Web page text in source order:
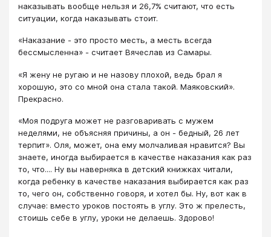
наказывать вообще нельзя и 26,7% считают, что есть
ситуации, когда наказывать стоит.
«Наказание - это просто месть, а месть всегда
бессмысленна» - считает Вячеслав из Самары.
«Я жену не ругаю и не назову плохой, ведь брал я
хорошую, это со мной она стала такой. Маяковский».
Прекрасно.
«Моя подруга может не разговаривать с мужем
неделями, не объясняя причины, а он - бедный, 26 лет
терпит». Оля, может, она ему молчаливая нравится? Вы
знаете, иногда выбирается в качестве наказания как раз
то, что.... Ну вы наверняка в детский книжках читали,
когда ребенку в качестве наказания выбирается как раз
то, чего он, собственно говоря, и хотел бы. Ну, вот как в
случае: вместо уроков постоять в углу. Это ж прелесть,
стоишь себе в углу, уроки не делаешь. Здорово!